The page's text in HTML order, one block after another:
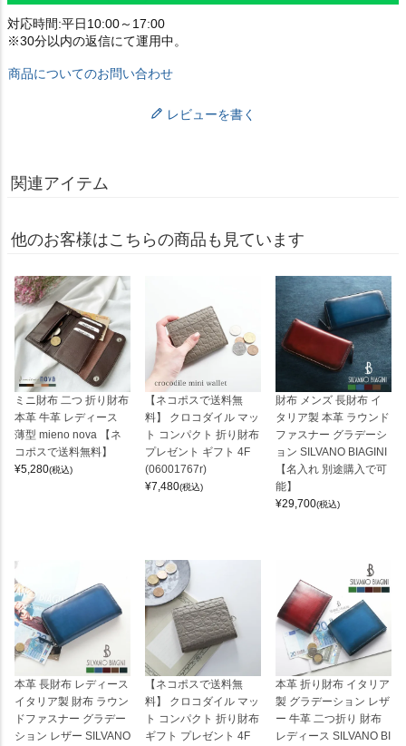
対応時間:平日10:00～17:00
※30分以内の返信にて運用中。
商品についてのお問い合わせ
レビューを書く
関連アイテム
他のお客様はこちらの商品も見ています
ミニ財布 二つ 折り財布
本革 牛革 レディース
薄型 mieno nova 【ネ
コポスで送料無料】
¥5,280(税込)
【ネコポスで送料無
料】 クロコダイル マッ
ト コンパクト 折り財布
プレゼント ギフト 4F
(06001767r)
¥7,480(税込)
財布 メンズ 長財布 イ
タリア製 本革 ラウンド
ファスナー グラデーシ
ョン SILVANO BIAGINI
【名入れ 別途購入で可
能】
¥29,700(税込)
本革 長財布 レディース
イタリア製 財布 ラウン
ドファスナー グラデー
ション レザー SILVANO
【ネコポスで送料無
料】 クロコダイル マッ
ト コンパクト 折り財布
ギフト プレゼント 4F
本革 折り財布 イタリア
製 グラデーション レザ
ー 牛革 二つ折り 財布
レディース SILVANO BI